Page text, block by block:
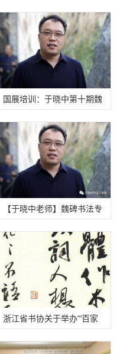
国展培训：于晓中第十期魏
碑网络教学开始招生（半
年）
【于晓中老师】魏碑书法专
修班（2021年5月1-3日正
式授课）
浙江省书协关于举办“‘百家
创作’研修班”的招生启事